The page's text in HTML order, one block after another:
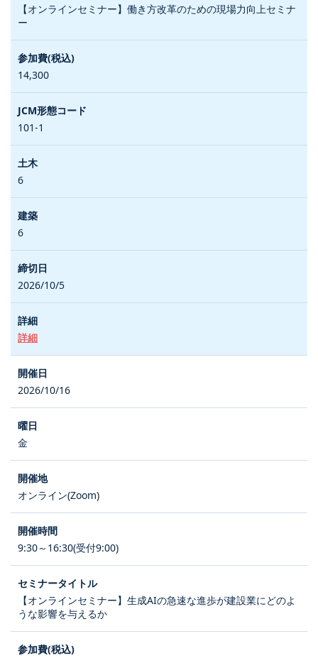
【オンラインセミナー】働き方改革のための現場力向上セミナ
ー
14,300
101-1
6
6
2026/10/5
詳細
2026/10/16
金
オンライン(Zoom)
9:30～16:30(受付9:00)
【オンラインセミナー】生成AIの急速な進歩が建設業にどのよ
うな影響を与えるか